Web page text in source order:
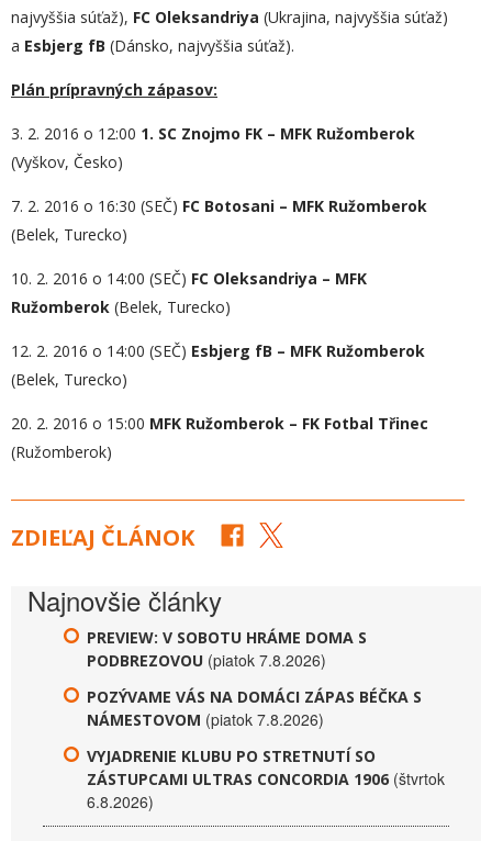
najvyššia súťaž), FC Oleksandriya (Ukrajina, najvyššia súťaž)
a Esbjerg fB (Dánsko, najvyššia súťaž).
Plán prípravných zápasov:
3. 2. 2016 o 12:00 1. SC Znojmo FK – MFK Ružomberok
(Vyškov, Česko)
7. 2. 2016 o 16:30 (SEČ) FC Botosani – MFK Ružomberok
(Belek, Turecko)
10. 2. 2016 o 14:00 (SEČ) FC Oleksandriya – MFK
Ružomberok (Belek, Turecko)
12. 2. 2016 o 14:00 (SEČ) Esbjerg fB – MFK Ružomberok
(Belek, Turecko)
20. 2. 2016 o 15:00 MFK Ružomberok – FK Fotbal Třinec
(Ružomberok)
ZDIEĽAJ ČLÁNOK
Najnovšie články
PREVIEW: V SOBOTU HRÁME DOMA S
PODBREZOVOU (piatok 7.8.2026)
POZÝVAME VÁS NA DOMÁCI ZÁPAS BÉČKA S
NÁMESTOVOM (piatok 7.8.2026)
VYJADRENIE KLUBU PO STRETNUTÍ SO
ZÁSTUPCAMI ULTRAS CONCORDIA 1906 (štvrtok
6.8.2026)